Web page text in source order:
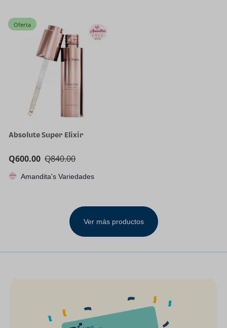
Oferta
Absolute Super Elixir
Q840.00
Q600.00
Amandita's Variedades
Ver más productos